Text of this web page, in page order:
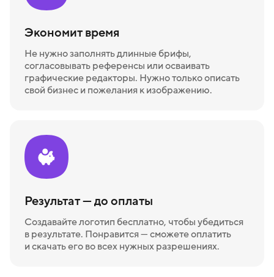
Экономит время
Не нужно заполнять длинные брифы,
согласовывать референсы или осваивать
графические редакторы. Нужно только описать
свой бизнес и пожелания к изображению.
Результат — до оплаты
Создавайте логотип бесплатно, чтобы убедиться
в результате. Понравится — сможете оплатить
и скачать его во всех нужных разрешениях.